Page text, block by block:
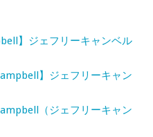
】ジェフリーキャンベル
】ジェフリーキャン
（ジェフリーキャン